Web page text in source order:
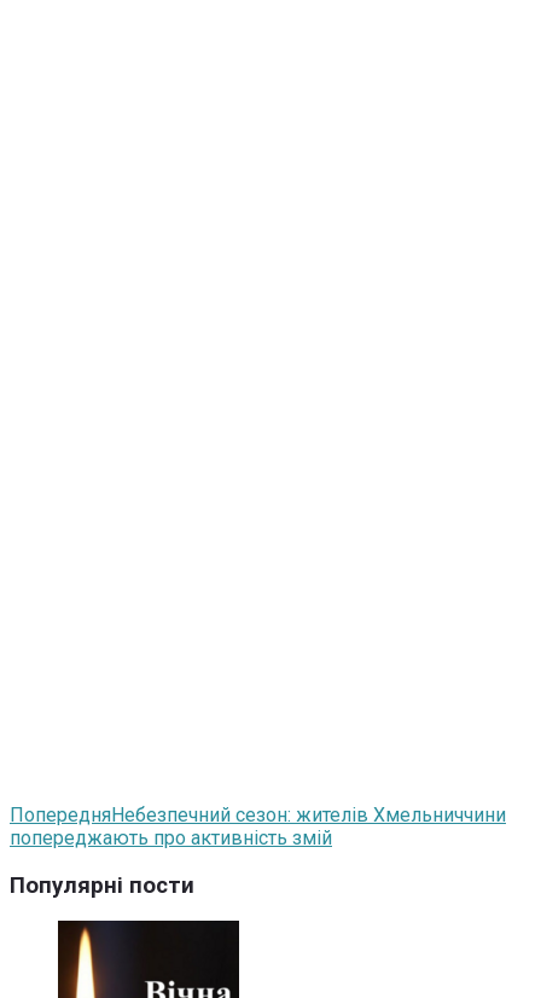
ПопередняНебезпечний сезон: жителів Хмельниччини
попереджають про активність змій
Популярні пости